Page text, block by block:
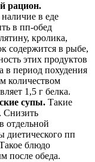
рацион.
в еде
в пп-обед
кролика,
содержится в рыбе,
этих продуктов
в период похудения
количеством
1,5 г белка.
супы. Такие
Снизить
отдельной
диетического пп
блюдо
после обеда.